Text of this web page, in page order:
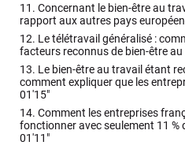
11. Concernant le bien-être au
rapport aux autres pays
12. Le télétravail généralisé :
facteurs reconnus de bien-être
13. Le bien-être au travail étant
comment expliquer que les
01'15"
14. Comment les entreprises
fonctionner avec seulement 11 %
01'11"